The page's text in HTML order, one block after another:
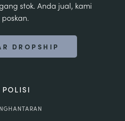
stok. Anda jual, kami
poskan.
DROPSHIP
POLISI